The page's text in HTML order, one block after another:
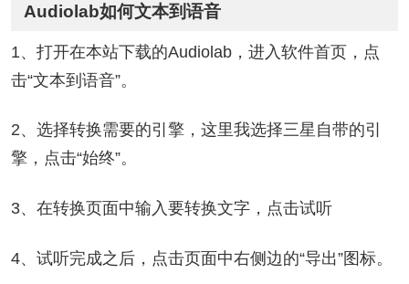
Audiolab如何文本到语音
1、打开在本站下载的Audiolab，进入软件首页，点
击“文本到语音”。
2、选择转换需要的引擎，这里我选择三星自带的引
擎，点击“始终”。
3、在转换页面中输入要转换文字，点击试听
4、试听完成之后，点击页面中右侧边的“导出”图标。